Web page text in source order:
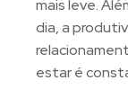
mais leve.
dia, a
estar é